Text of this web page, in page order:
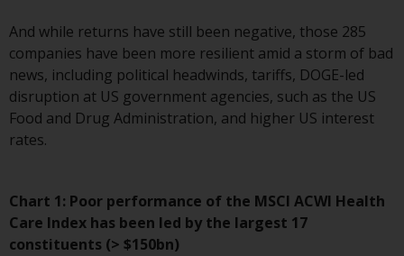
folgenden
Geschäftsbedingungen, wie sie
von RWC Partners Limited („RWC“)
herausgegeben wurden, gelesen
und anerkannt haben und damit
And while returns have still been negative, those 285
companies have been more resilient amid a storm of bad
news, including political headwinds, tariffs, DOGE-led
disruption at US government agencies, such as the US
Food and Drug Administration, and higher US interest
rates.
Chart 1: Poor performance of the MSCI ACWI Health
Care Index has been led by the largest 17
constituents (> $150bn)